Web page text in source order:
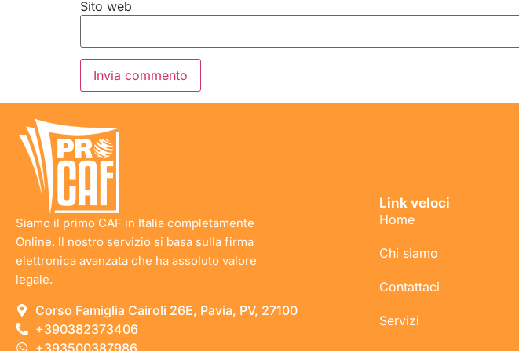
Sito web
Siamo il primo CAF in Italia completamente
Online. Il nostro servizio si basa sulla firma
elettronica avanzata che ha assoluto valore
legale.
Corso Famiglia Cairoli 26E, Pavia, PV, 27100
+390382373406
+393500387986
Link veloci
Home
Chi siamo
Contattaci
Servizi